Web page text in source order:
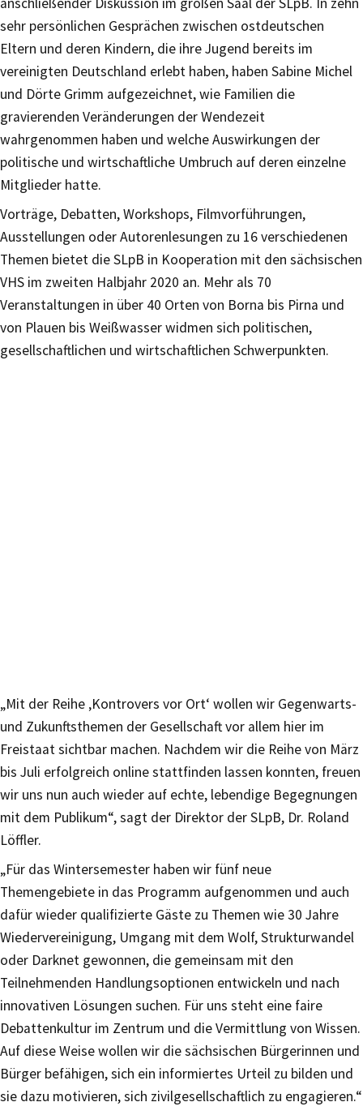
sehr persönlichen Gesprächen zwischen ostdeutschen
Eltern und deren Kindern, die ihre Jugend bereits im
vereinigten Deutschland erlebt haben, haben Sabine Michel
und Dörte Grimm aufgezeichnet, wie Familien die
gravierenden Veränderungen der Wendezeit
wahrgenommen haben und welche Auswirkungen der
politische und wirtschaftliche Umbruch auf deren einzelne
Mitglieder hatte.
Vorträge, Debatten, Workshops, Filmvorführungen,
Ausstellungen oder Autorenlesungen zu 16 verschiedenen
Themen bietet die SLpB in Kooperation mit den sächsischen
VHS im zweiten Halbjahr 2020 an. Mehr als 70
Veranstaltungen in über 40 Orten von Borna bis Pirna und
von Plauen bis Weißwasser widmen sich politischen,
gesellschaftlichen und wirtschaftlichen Schwerpunkten.
„Mit der Reihe ‚Kontrovers vor Ort‘ wollen wir Gegenwarts-
und Zukunftsthemen der Gesellschaft vor allem hier im
Freistaat sichtbar machen. Nachdem wir die Reihe von März
bis Juli erfolgreich online stattfinden lassen konnten, freuen
wir uns nun auch wieder auf echte, lebendige Begegnungen
mit dem Publikum“, sagt der Direktor der SLpB, Dr. Roland
Löffler.
„Für das Wintersemester haben wir fünf neue
Themengebiete in das Programm aufgenommen und auch
dafür wieder qualifizierte Gäste zu Themen wie 30 Jahre
Wiedervereinigung, Umgang mit dem Wolf, Strukturwandel
oder Darknet gewonnen, die gemeinsam mit den
Teilnehmenden Handlungsoptionen entwickeln und nach
innovativen Lösungen suchen. Für uns steht eine faire
Debattenkultur im Zentrum und die Vermittlung von Wissen.
Auf diese Weise wollen wir die sächsischen Bürgerinnen und
Bürger befähigen, sich ein informiertes Urteil zu bilden und
sie dazu motivieren, sich zivilgesellschaftlich zu engagieren.“